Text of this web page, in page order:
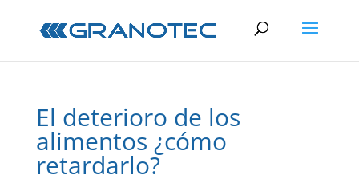
El deterioro de los
alimentos ¿cómo
retardarlo?